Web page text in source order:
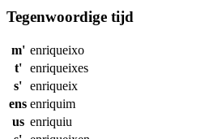
Tegenwoordige tijd
m' enriqueixo
t'
enriqueixes
s' enriqueix
ens enriquim
us enriquiu